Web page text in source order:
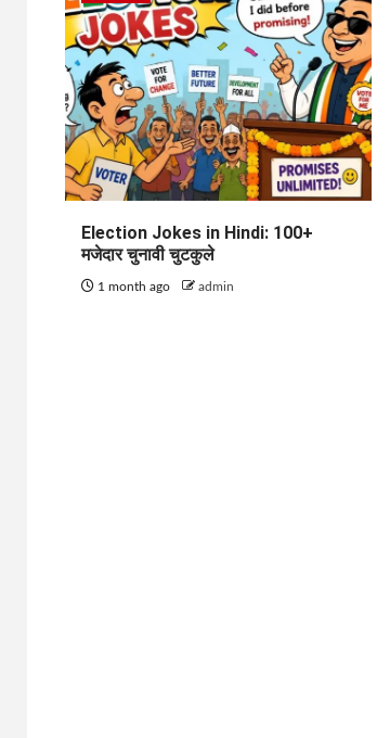
Election Jokes in Hindi: 100+
मजेदार चुनावी चुटकुले
1 month ago admin